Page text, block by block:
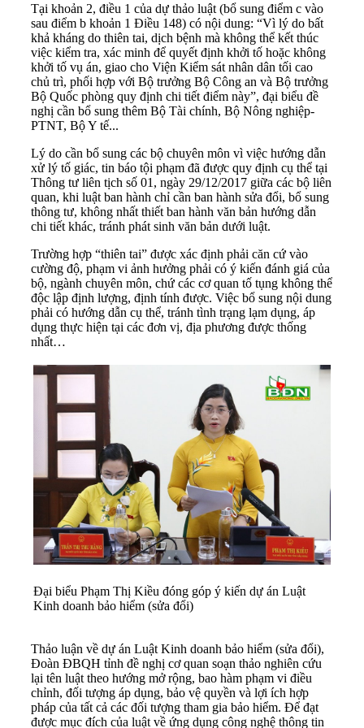
Tại khoản 2, điều 1 của dự thảo luật (bổ sung điểm c vào
sau điểm b khoản 1 Điều 148) có nội dung: “Vì lý do bất
khả kháng do thiên tai, dịch bệnh mà không thể kết thúc
việc kiểm tra, xác minh để quyết định khởi tố hoặc không
khởi tố vụ án, giao cho Viện Kiểm sát nhân dân tối cao
chủ trì, phối hợp với Bộ trưởng Bộ Công an và Bộ trưởng
Bộ Quốc phòng quy định chi tiết điểm này”, đại biểu đề
nghị cần bổ sung thêm Bộ Tài chính, Bộ Nông nghiệp-
PTNT, Bộ Y tế...
Lý do cần bổ sung các bộ chuyên môn vì việc hướng dẫn
xử lý tố giác, tin báo tội phạm đã được quy định cụ thể tại
Thông tư liên tịch số 01, ngày 29/12/2017 giữa các bộ liên
quan, khi luật ban hành chỉ cần ban hành sửa đổi, bổ sung
thông tư, không nhất thiết ban hành văn bản hướng dẫn
chi tiết khác, tránh phát sinh văn bản dưới luật.
Trường hợp “thiên tai” được xác định phải căn cứ vào
cường độ, phạm vi ảnh hưởng phải có ý kiến đánh giá của
bộ, ngành chuyên môn, chứ các cơ quan tố tụng không thể
độc lập định lượng, định tính được. Việc bổ sung nội dung
phải có hướng dẫn cụ thể, tránh tình trạng lạm dụng, áp
dụng thực hiện tại các đơn vị, địa phương được thống
nhất…
Đại biểu Phạm Thị Kiều đóng góp ý kiến dự án Luật
Kinh doanh bảo hiểm (sửa đổi)
Thảo luận về dự án Luật Kinh doanh bảo hiểm (sửa đổi),
Đoàn ĐBQH tỉnh đề nghị cơ quan soạn thảo nghiên cứu
lại tên luật theo hướng mở rộng, bao hàm phạm vi điều
chỉnh, đối tượng áp dụng, bảo vệ quyền và lợi ích hợp
pháp của tất cả các đối tượng tham gia bảo hiểm. Để đạt
được mục đích của luật về ứng dụng công nghệ thông tin